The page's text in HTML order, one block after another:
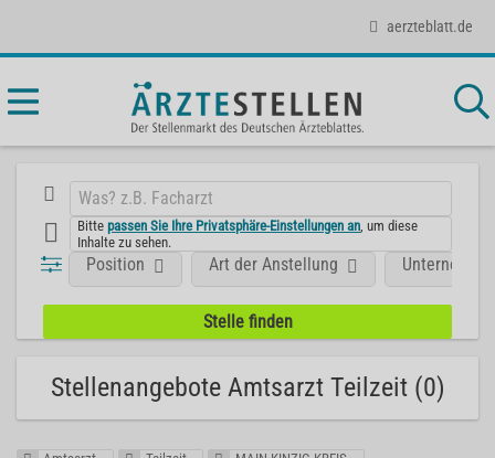
aerzteblatt.de
Bittepassen Sie Ihre Privatsphäre-Einstellungen an , um diese
Inhalte zu sehen.
Position Art der Anstellung
Stellenangebote Amtsarzt Teilzeit (0)